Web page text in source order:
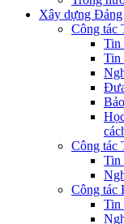
Xây dựng Đảng
Công tác
Tin
Tin
Công tác
Tin
Công tác
Tin